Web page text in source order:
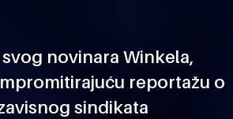
novinara Winkela,
reportažu o
sindikata